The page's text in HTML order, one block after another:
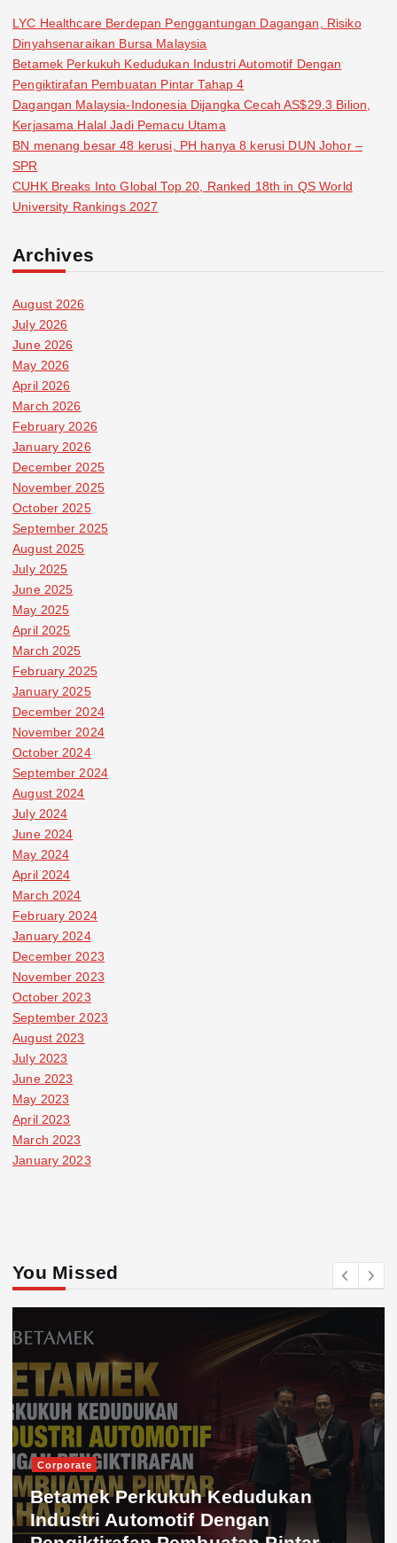
LYC Healthcare Berdepan Penggantungan Dagangan, Risiko
Dinyahsenaraikan Bursa Malaysia
Betamek Perkukuh Kedudukan Industri Automotif Dengan
Pengiktirafan Pembuatan Pintar Tahap 4
Dagangan Malaysia-Indonesia Dijangka Cecah AS$29.3 Bilion,
Kerjasama Halal Jadi Pemacu Utama
BN menang besar 48 kerusi, PH hanya 8 kerusi DUN Johor –
SPR
CUHK Breaks Into Global Top 20, Ranked 18th in QS World
University Rankings 2027
Archives
August 2026
July 2026
June 2026
May 2026
April 2026
March 2026
February 2026
January 2026
December 2025
November 2025
October 2025
September 2025
August 2025
July 2025
June 2025
May 2025
April 2025
March 2025
February 2025
January 2025
December 2024
November 2024
October 2024
September 2024
August 2024
July 2024
June 2024
May 2024
April 2024
March 2024
February 2024
January 2024
December 2023
November 2023
October 2023
September 2023
August 2023
July 2023
June 2023
May 2023
April 2023
March 2023
January 2023
You Missed
Corporate
Betamek Perkukuh Kedudukan
Industri Automotif Dengan